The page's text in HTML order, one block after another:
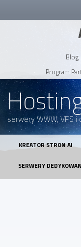
Blog
Program
serwery WWW, VPS
KREATOR STRON AI
SERWERY